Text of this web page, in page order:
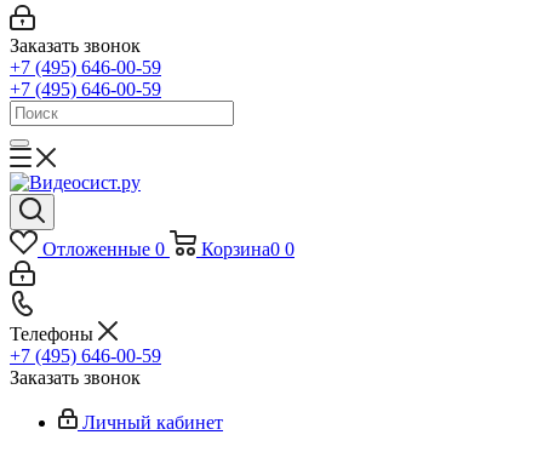
Заказать звонок
+7 (495) 646-00-59
+7 (495) 646-00-59
Отложенные 0 Корзина0 0
Телефоны
+7 (495) 646-00-59
Заказать звонок
Личный кабинет